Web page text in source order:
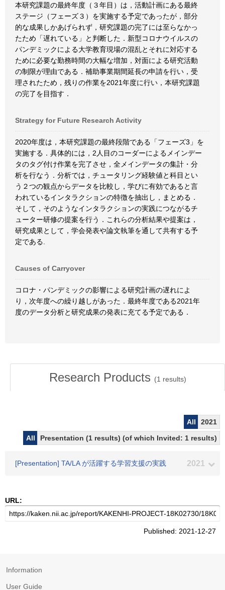
本研究課題の最終年度（３年目）は，活動計画にある最終
ステージ（フェーズ３）を実施する予定であったが，部分
的な成果しかあげられず，研究課題の完了には至らなかっ
たため「遅れている」と判断した．新型コロナウイルスの
パンデミックによる大学教育現場の混乱とそれに対応する
ために必要な勤務時間の大幅な増加，対面による研究活動
の制限が理由である．補助事業期間延長の申請を行い，受
理されたため，残りの作業を2021年度に行い，本研究課題
の完了を目指す．
Strategy for Future Research Activity
2020年度は，本研究課題の最終段階である「フェーズ3」を
実施する．具体的には，2人目のコーダーによるメインデー
タのタグ付け作業を完了させ，全メインデータの集計・分
析を行なう．分析では，チュータリング経験値と科目とい
う２つの観点からデータを比較し，学びに有効であると言
われているインタラクションの特徴を抽出し，まとめる．
そして，そのようなインタラクションの実践につながるチ
ューター研修の提案を行う．これらの分析結果や提案は，
研究成果として，学会発表や論文執筆を通して共有する予
定である.
Causes of Carryover
コロナ・パンデミックの影響による研究計画の遅れによ
り，次年度への繰り越しがあった．最終年度である2021年
度のデータ分析と研究成果の発表に充てる予定である．
Research Products (1 results)
All
2021
All
Presentation (1 results) (of which Invited: 1 results)
[Presentation] TA/LA が活躍する学習支援の実践 2021
URL:
Published: 2021-12-27
Information
User Guide